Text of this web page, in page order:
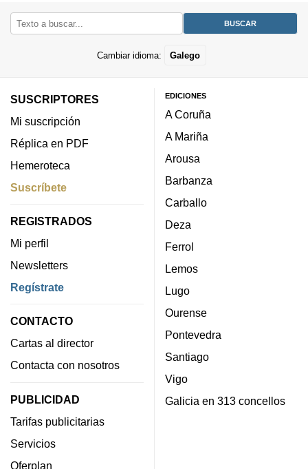
Cambiar idioma: Galego
SUSCRIPTORES
Mi suscripción
Réplica en PDF
Hemeroteca
Suscríbete
REGISTRADOS
Mi perfil
Newsletters
Regístrate
CONTACTO
Cartas al director
Contacta con nosotros
PUBLICIDAD
Tarifas publicitarias
Servicios
Oferplan
EDICIONES
A Coruña
A Mariña
Arousa
Barbanza
Carballo
Deza
Ferrol
Lemos
Lugo
Ourense
Pontevedra
Santiago
Vigo
Galicia en 313 concellos